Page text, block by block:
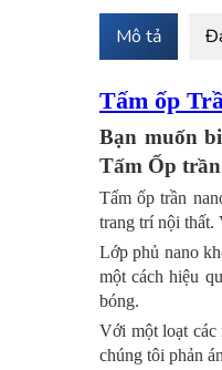
Mô tả
Tấm ốp
Bạn muốn
Tấm Ốp
Tấm ốp trần
trang trí nội thất.
Lớp phủ nano
một cách hiệu
bóng.
Với một loạt các
chúng tôi phản